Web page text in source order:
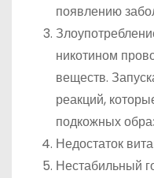
появлению
никотином
веществ.
реакций,
подкожных
Недостаток
Нестабильный